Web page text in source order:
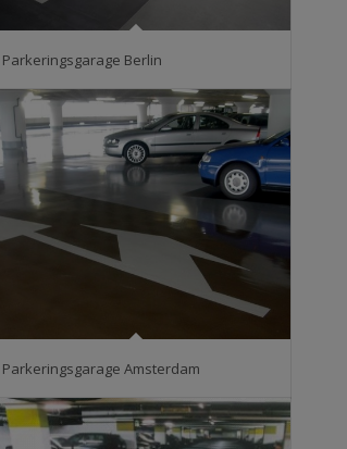
Parkeringsgarage Berlin
Parkeringsgarage Amsterdam